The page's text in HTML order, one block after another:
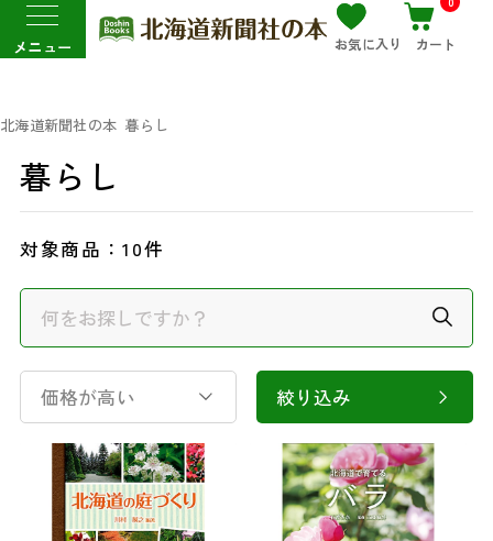
メニュー お気に入り カート
北海道新聞社の本 暮らし
暮らし
対象商品：10件
価格が高い 絞り込み